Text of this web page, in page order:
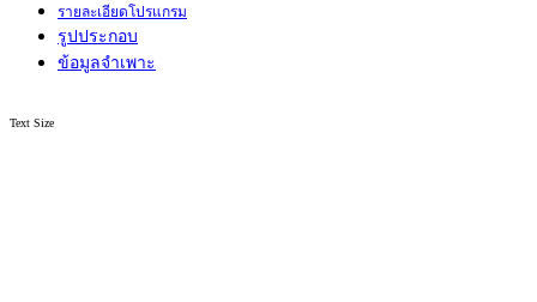
รายละเอียดโปรแกรม
รูปประกอบ
ข้อมูลจำเพาะ
Text Size